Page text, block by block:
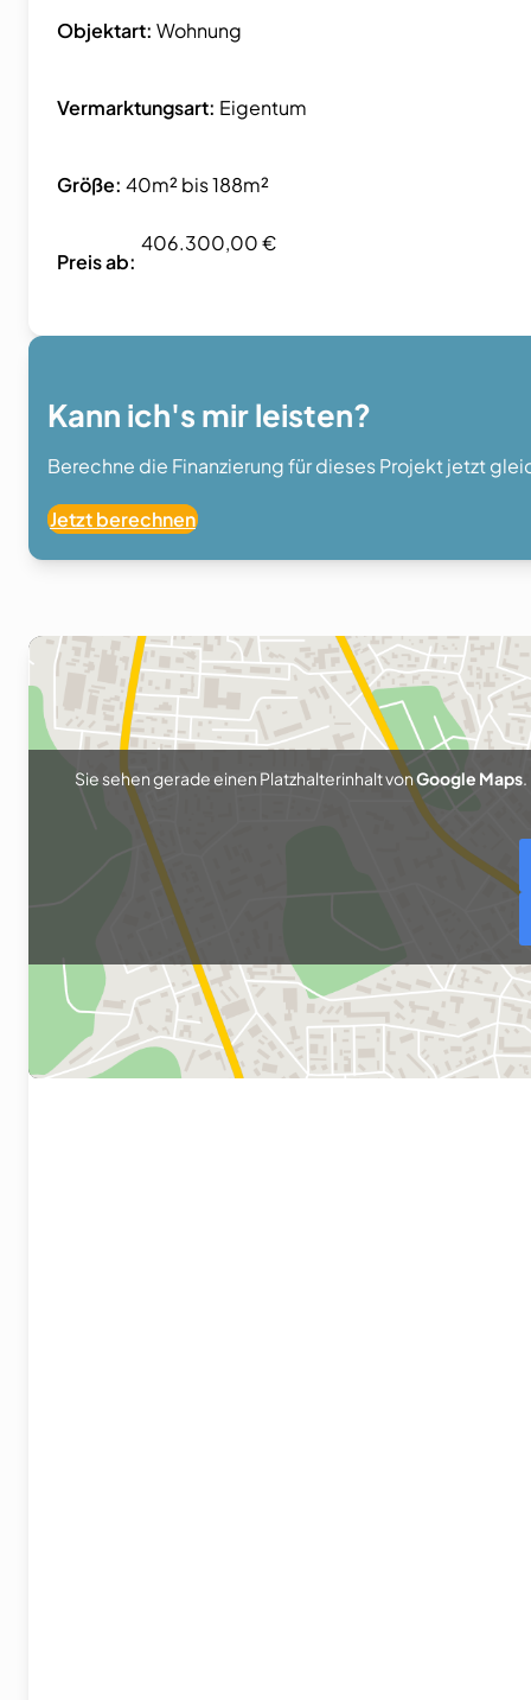
Objektart: Wohnung
Vermarktungsart: Eigentum
Größe: 40m² bis 188m²
Preis ab:
406.300,00 €
Kann ich's mir leisten?
Berechne die Finanzierung für dieses Projekt jetzt
Jetzt berechnen
Sie sehen gerade einen Platzhalterinhalt vonGoogle Maps